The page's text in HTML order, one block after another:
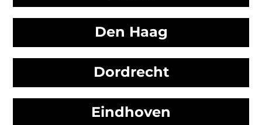
Den Haag
Dordrecht
Eindhoven